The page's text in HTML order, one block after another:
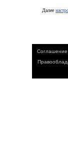
Далее
Соглашение